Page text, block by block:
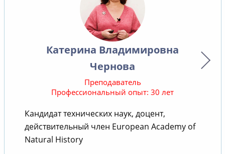
Катерина Владимировна
Чернова
Преподаватель
Профессиональный опыт: 30 лет
Кандидат технических наук, доцент,
действительный член European Academy of
Natural History